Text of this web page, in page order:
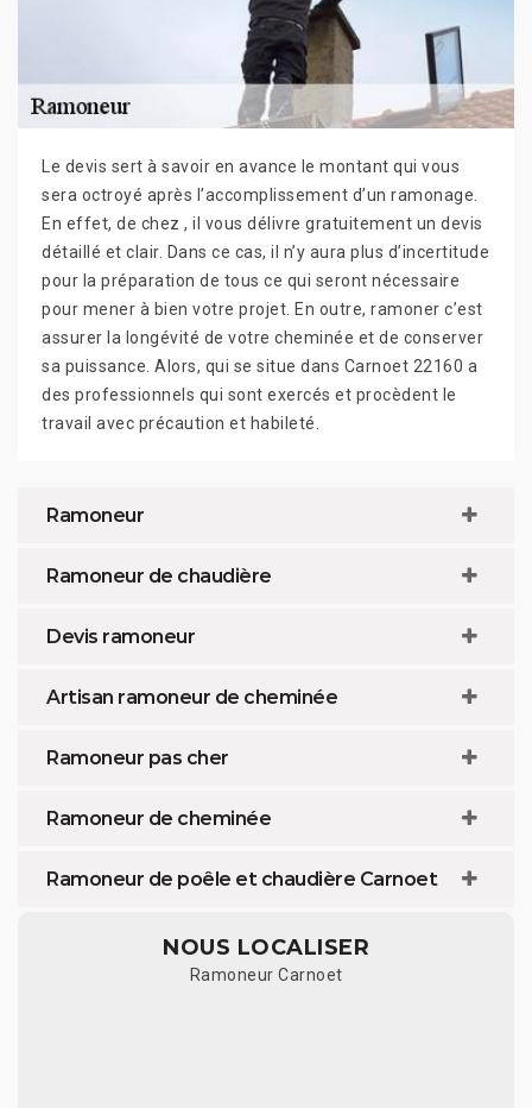
Le devis sert à savoir en avance le montant qui vous
sera octroyé après l’accomplissement d’un ramonage.
En effet, de chez , il vous délivre gratuitement un devis
détaillé et clair. Dans ce cas, il n’y aura plus d’incertitude
pour la préparation de tous ce qui seront nécessaire
pour mener à bien votre projet. En outre, ramoner c’est
assurer la longévité de votre cheminée et de conserver
sa puissance. Alors, qui se situe dans Carnoet 22160 a
des professionnels qui sont exercés et procèdent le
travail avec précaution et habileté.
Ramoneur
Ramoneur de chaudière
Devis ramoneur
Artisan ramoneur de cheminée
Ramoneur pas cher
Ramoneur de cheminée
Ramoneur de poêle et chaudière Carnoet
NOUS LOCALISER
Ramoneur Carnoet